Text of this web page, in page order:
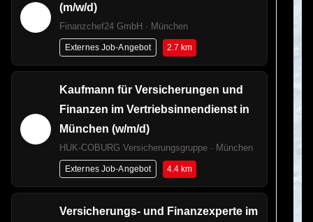
(m/w/d)
Finanzchef24 GmbH · München
Externes Job-Angebot 2.7 km
Kaufmann für Versicherungen und
Finanzen im Vertriebsinnendienst in
München (w/m/d)
HUK-COBURG Versicherungsgruppe · München
Externes Job-Angebot 4.4 km
Versicherungs- und Finanzexperte im